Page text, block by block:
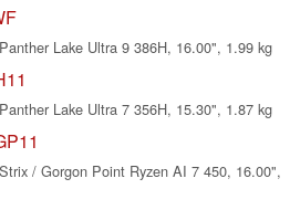
Lake Ultra 9 386H, 16.00", 1.99 kg
Lake Ultra 7 356H, 15.30", 1.87 kg
/ Gorgon Point Ryzen AI 7 450, 16.00",